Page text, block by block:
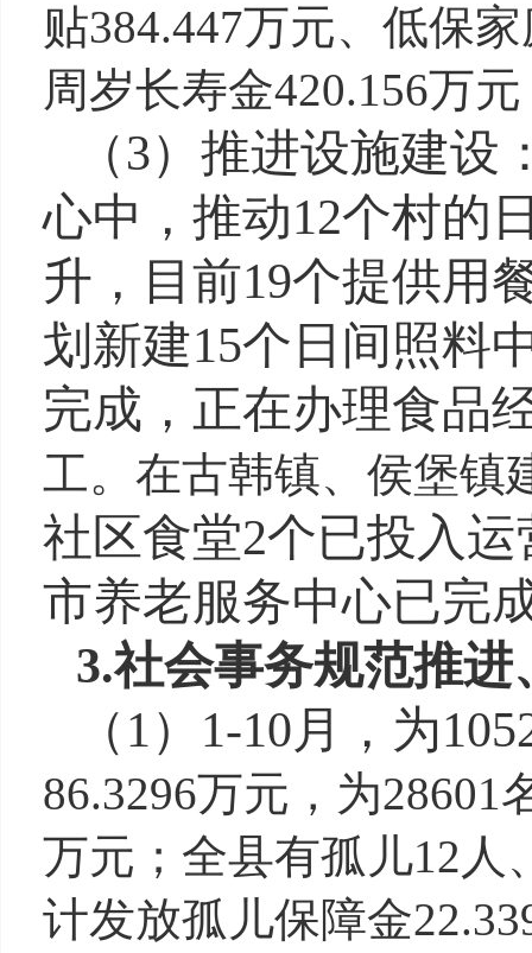
贴384.447万元、低保
周岁长寿金420.156万
（3） 推进设施建设
心中，推动12个村的
升 ，目前19个提供用
划新建15个日间照料
完成，正在办理食品
工。在古韩镇、侯堡镇
社区食堂2个已投入运
市养老服务中心已完
3.社会事务规范推进
（1） 1-10月，为
86.3296万元，为28601
万元；全县有孤儿12人
计发放孤儿保障金